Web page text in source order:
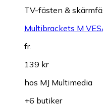
TV-fästen &
Multibrackets M
fr.
139 kr
hos MJ Multimedia
+6 butiker